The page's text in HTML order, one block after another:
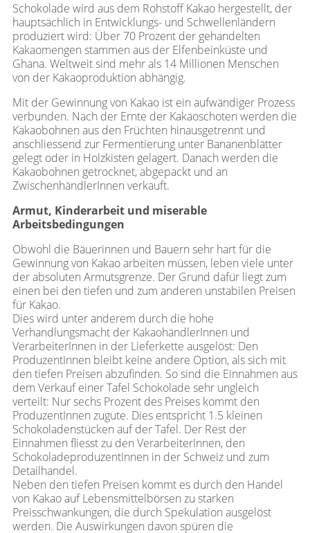
Schokolade wird aus dem Rohstoff Kakao hergestellt, der
hauptsächlich in Entwicklungs- und Schwellenländern
produziert wird: Über 70 Prozent der gehandelten
Kakaomengen stammen aus der Elfenbeinküste und
Ghana. Weltweit sind mehr als 14 Millionen Menschen
von der Kakaoproduktion abhängig.
Mit der Gewinnung von Kakao ist ein aufwändiger Prozess
verbunden. Nach der Ernte der Kakaoschoten werden die
Kakaobohnen aus den Früchten hinausgetrennt und
anschliessend zur Fermentierung unter Bananenblätter
gelegt oder in Holzkisten gelagert. Danach werden die
Kakaobohnen getrocknet, abgepackt und an
ZwischenhändlerInnen verkauft.
Armut, Kinderarbeit und miserable
Arbeitsbedingungen
Obwohl die Bäuerinnen und Bauern sehr hart für die
Gewinnung von Kakao arbeiten müssen, leben viele unter
der absoluten Armutsgrenze. Der Grund dafür liegt zum
einen bei den tiefen und zum anderen unstabilen Preisen
für Kakao.
Dies wird unter anderem durch die hohe
Verhandlungsmacht der KakaohändlerInnen und
VerarbeiterInnen in der Lieferkette ausgelöst: Den
ProduzentInnen bleibt keine andere Option, als sich mit
den tiefen Preisen abzufinden. So sind die Einnahmen aus
dem Verkauf einer Tafel Schokolade sehr ungleich
verteilt: Nur sechs Prozent des Preises kommt den
ProduzentInnen zugute. Dies entspricht 1.5 kleinen
Schokoladenstücken auf der Tafel. Der Rest der
Einnahmen fliesst zu den VerarbeiterInnen, den
SchokoladeproduzentInnen in der Schweiz und zum
Detailhandel.
Neben den tiefen Preisen kommt es durch den Handel
von Kakao auf Lebensmittelbörsen zu starken
Preisschwankungen, die durch Spekulation ausgelöst
werden. Die Auswirkungen davon spüren die